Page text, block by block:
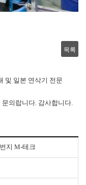
목록
및 일본 연삭기 전문
의랍니다. 감사합니다.
지 M-테크